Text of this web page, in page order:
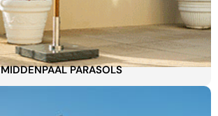
MIDDENPAAL PARASOLS